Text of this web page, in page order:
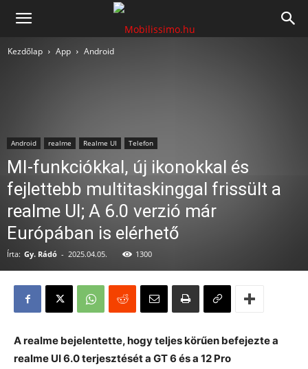
Mobilissimo.hu
Kezdőlap App Android
Android realme Realme UI Telefon
MI-funkciókkal, új ikonokkal és
fejlettebb multitaskinggal frissült a
realme UI; A 6.0 verzió már
Európában is elérhető
Írta: Gy. Rádó - 2025.04.05. 1300
A realme bejelentette, hogy teljes körűen befejezte a
realme UI 6.0 terjesztését a GT 6 és a 12 Pro